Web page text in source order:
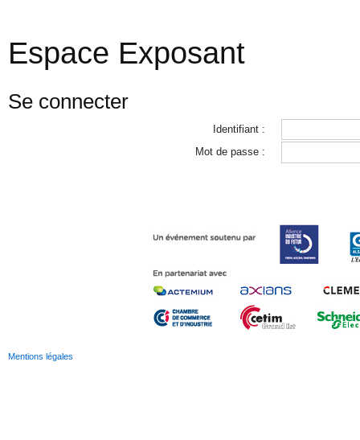
Espace Exposant
Se connecter
Identifiant :
Mot de passe :
Mentions légales